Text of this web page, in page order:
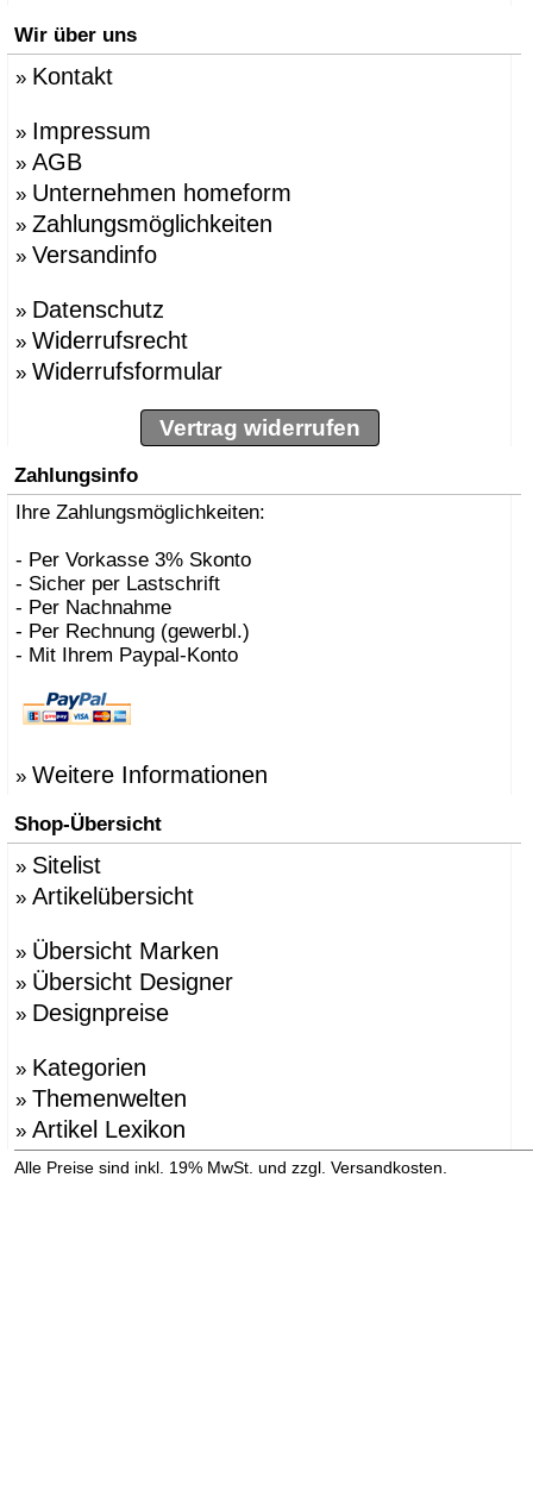
Wir über uns
» Kontakt
» Impressum
» AGB
» Unternehmen homeform
» Zahlungsmöglichkeiten
» Versandinfo
» Datenschutz
» Widerrufsrecht
» Widerrufsformular
Vertrag widerrufen
Zahlungsinfo
Ihre Zahlungsmöglichkeiten:
- Per Vorkasse 3% Skonto
- Sicher per Lastschrift
- Per Nachnahme
- Per Rechnung (gewerbl.)
- Mit Ihrem Paypal-Konto
» Weitere Informationen
Shop-Übersicht
» Sitelist
» Artikelübersicht
» Übersicht Marken
» Übersicht Designer
» Designpreise
» Kategorien
» Themenwelten
» Artikel Lexikon
Alle Preise sind inkl. 19% MwSt. und zzgl. Versandkosten.